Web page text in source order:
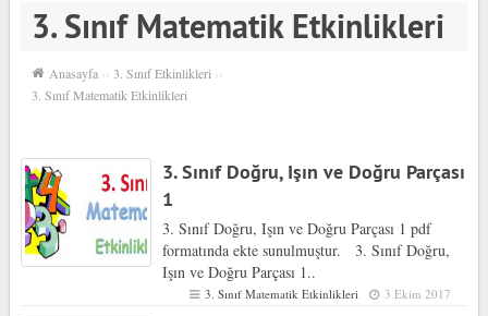
3. Sınıf Matematik Etkinlikleri
Anasayfa ›› 3. Sınıf Etkinlikleri ››
3. Sınıf Matematik Etkinlikleri
3. Sınıf Doğru, Işın ve Doğru Parçası
1
3. Sınıf Doğru, Işın ve Doğru Parçası 1 pdf
formatında ekte sunulmuştur. 3. Sınıf Doğru,
Işın ve Doğru Parçası 1..
3. Sınıf Matematik Etkinlikleri 3 Ekim 2017